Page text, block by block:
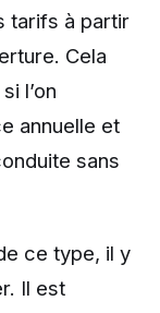
tarifs à partir
Cela
l’on
annuelle et
sans
ce type, il y
Il est